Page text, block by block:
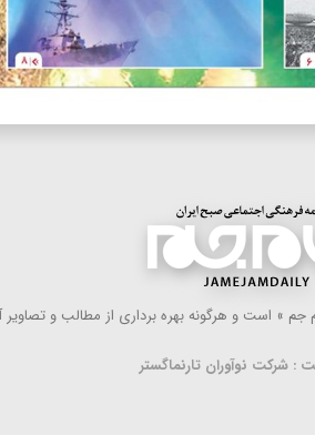
» است و هرگونه بهره ‌برداری از مطالب و تصاویر
: شرکت نوآوران تارنماگستر